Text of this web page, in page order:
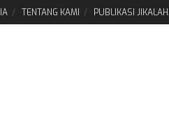
TENTANG KAMI PUBLIKASI